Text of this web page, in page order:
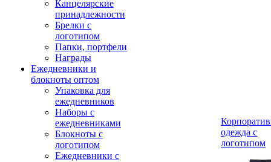
Канцелярские
принадлежности
Брелки с
логотипом
Папки, портфели
Награды
Ежедневники и
блокноты оптом
Упаковка для
ежедневников
Наборы с
ежедневниками
Блокноты с
логотипом
Ежедневники с
одежда с
логотипом